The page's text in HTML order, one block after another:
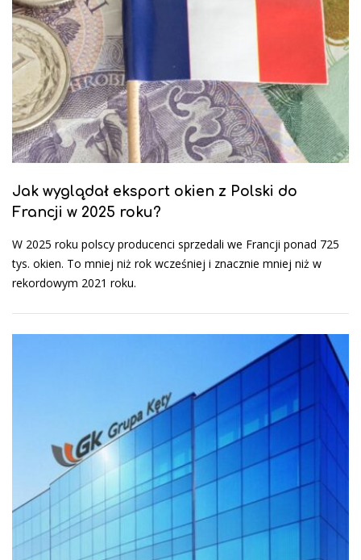
Jak wyglądał eksport okien z Polski do
Francji w 2025 roku?
W 2025 roku polscy producenci sprzedali we Francji ponad 725
tys. okien. To mniej niż rok wcześniej i znacznie mniej niż w
rekordowym 2021 roku.